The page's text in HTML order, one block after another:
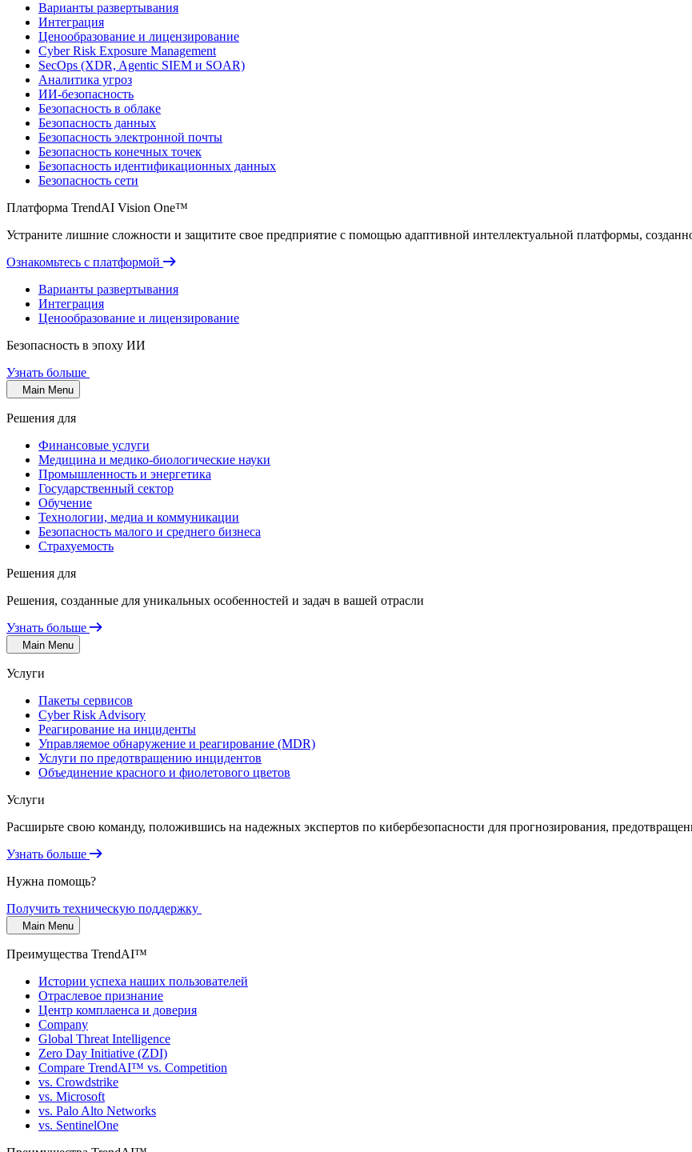
Варианты развертывания
Интеграция
Ценообразование и лицензирование
Cyber Risk Exposure Management
SecOps (XDR, Agentic SIEM и SOAR)
Аналитика угроз
ИИ-безопасность
Безопасность в облаке
Безопасность данных
Безопасность электронной почты
Безопасность конечных точек
Безопасность идентификационных данных
Безопасность сети
Платформа TrendAI Vision One™
Устраните лишние сложности и защитите свое предприятие с помощью адаптивной интеллектуальной платформы,
Ознакомьтесь с платформой
Варианты развертывания
Интеграция
Ценообразование и лицензирование
Безопасность в эпоху ИИ
Узнать больше
Main Menu
Решения для
Финансовые услуги
Медицина и медико-биологические науки
Промышленность и энергетика
Государственный сектор
Обучение
Технологии, медиа и коммуникации
Безопасность малого и среднего бизнеса
Страхуемость
Решения для
Решения, созданные для уникальных особенностей и задач в вашей отрасли
Узнать больше
Main Menu
Услуги
Пакеты сервисов
Cyber Risk Advisory
Реагирование на инциденты
Управляемое обнаружение и реагирование (MDR)
Услуги по предотвращению инцидентов
Объединение красного и фиолетового цветов
Услуги
Расширьте свою команду, положившись на надежных экспертов по кибербезопасности для прогнозирования,
Узнать больше
Нужна помощь?
Получить техническую поддержку
Main Menu
Преимущества TrendAI™
Истории успеха наших пользователей
Отраслевое признание
Центр комплаенса и доверия
Company
Global Threat Intelligence
Zero Day Initiative (ZDI)
Compare TrendAI™ vs. Competition
vs. Crowdstrike
vs. Microsoft
vs. Palo Alto Networks
vs. SentinelOne